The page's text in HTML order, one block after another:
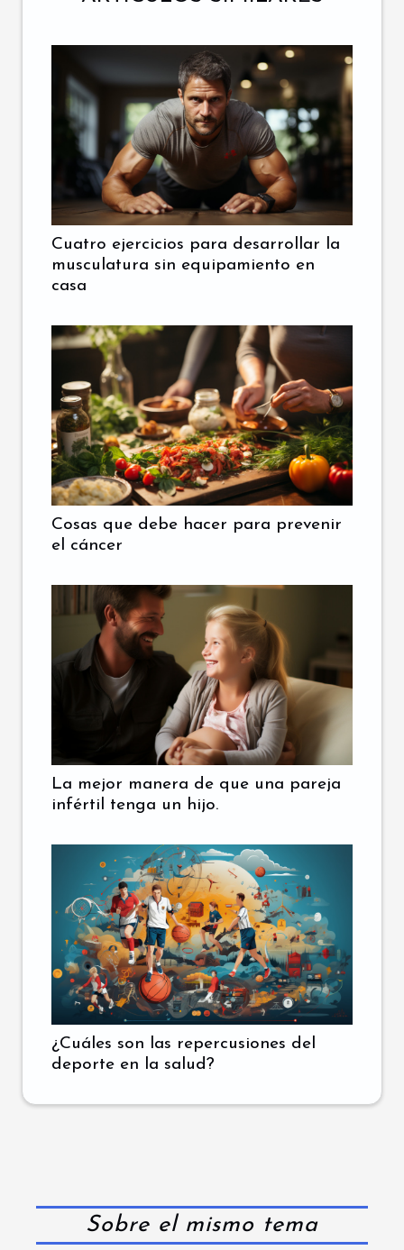
Cuatro ejercicios para desarrollar la
musculatura sin equipamiento en
casa
Cosas que debe hacer para prevenir
el cáncer
La mejor manera de que una pareja
infértil tenga un hijo.
¿Cuáles son las repercusiones del
deporte en la salud?
Sobre el mismo tema